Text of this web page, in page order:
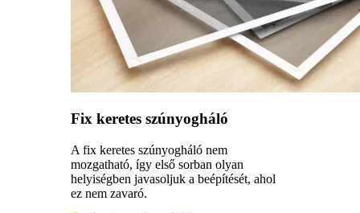
Fix keretes szúnyogháló
A fix keretes szúnyogháló nem
mozgatható, így első sorban olyan
helyiségben javasoljuk a beépítését, ahol
ez nem zavaró.